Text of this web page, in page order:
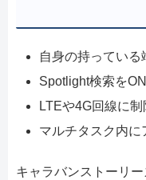
自身の持っている
Spotlight検索を
LTEや4G回線に
マルチタスク内に
キャラバンストーリ